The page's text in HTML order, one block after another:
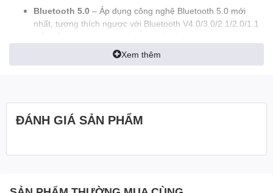
Bluetooth 5.0 – Áp dụng công nghệ Bluetooth 5.0 mới
nhất, tương thích ngược với Bluetooth V4.0/3.0/2.1/2.0/1.1
Kết Nối Wi-Fi
– Cung cấp giao tiếp ổn định và thuận tiện
giữa các thiết bị Bluetooth và PC hoặc laptop của bạn
– Siêu nhỏ để di chuyển thuận tiện với
Xem thêm
ĐÁNH GIÁ SẢN PHẨM